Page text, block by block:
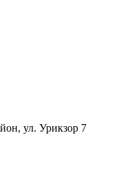
ул. Урикзор 7